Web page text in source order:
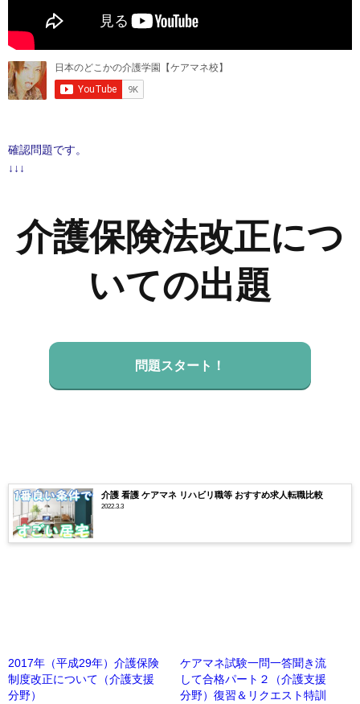
確認問題です。
↓↓↓
介護保険法改正につ
いての出題
問題スタート！
介護 看護 ケアマネ リハビリ職等 おすすめ求人転職比較
2022.3.3
2017年（平成29年）介護保険
制度改正について（介護支援
分野）
ケアマネ試験一問一答聞き流
して合格パート２（介護支援
分野）復習＆リクエスト特訓